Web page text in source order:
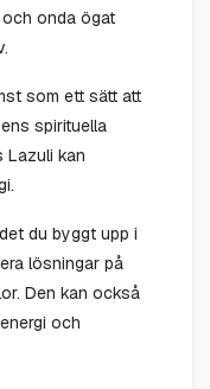
onda ögat
som ett sätt att
spirituella
Lazuli kan
du byggt upp i
lösningar på
Den kan också
och